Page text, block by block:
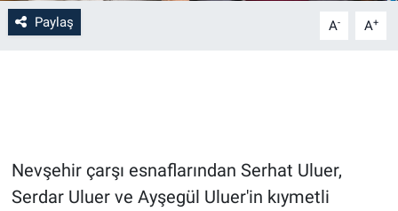
Paylaş A- A+
Nevşehir çarşı esnaflarından Serhat Uluer,
Serdar Uluer ve Ayşegül Uluer'in kıymetli
Medya
Kayseri